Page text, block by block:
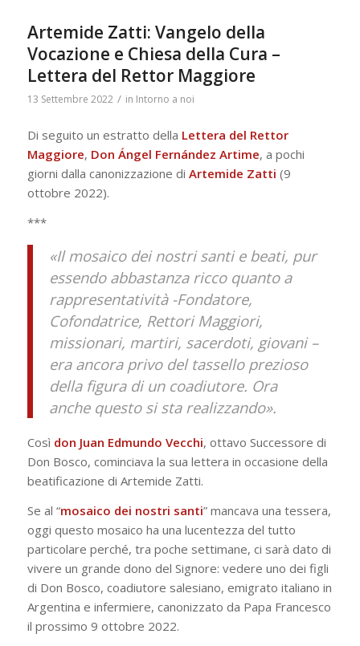
Artemide Zatti: Vangelo della
Vocazione e Chiesa della Cura –
Lettera del Rettor Maggiore
13 Settembre 2022 / in Intorno a noi
Di seguito un estratto della Lettera del Rettor
Maggiore, Don Ángel Fernández Artime, a pochi
giorni dalla canonizzazione di Artemide Zatti (9
ottobre 2022).
***
«Il mosaico dei nostri santi e beati, pur
essendo abbastanza ricco quanto a
rappresentatività -Fondatore,
Cofondatrice, Rettori Maggiori,
missionari, martiri, sacerdoti, giovani –
era ancora privo del tassello prezioso
della figura di un coadiutore. Ora
anche questo si sta realizzando».
Così don Juan Edmundo Vecchi, ottavo Successore di
Don Bosco, cominciava la sua lettera in occasione della
beatificazione di Artemide Zatti.
Se al “mosaico dei nostri santi” mancava una tessera,
oggi questo mosaico ha una lucentezza del tutto
particolare perché, tra poche settimane, ci sarà dato di
vivere un grande dono del Signore: vedere uno dei figli
di Don Bosco, coadiutore salesiano, emigrato italiano in
Argentina e infermiere, canonizzato da Papa Francesco
il prossimo 9 ottobre 2022.